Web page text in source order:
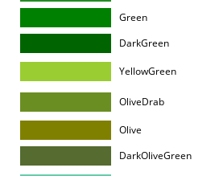
Green
DarkGreen
YellowGreen
OliveDrab
Olive
DarkOliveGreen